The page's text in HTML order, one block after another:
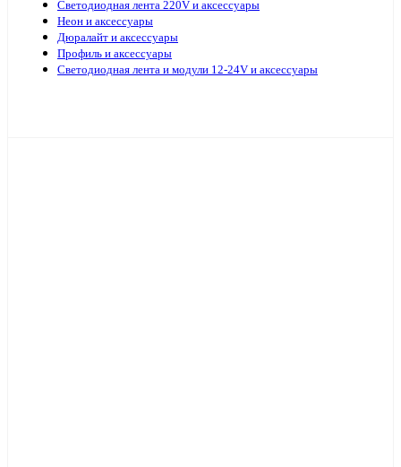
Светодиодная лента 220V и аксессуары
Неон и аксессуары
Дюралайт и аксессуары
Профиль и аксессуары
Светодиодная лента и модули 12-24V и аксессуары